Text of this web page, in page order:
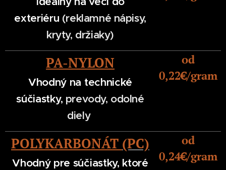
exteriéru (reklamné nápisy,
kryty, držiaky)
PA-NYLON
Vhodný na technické
súčiastky, prevody, odolné
diely
od
0,22€/gram
POLYKARBONÁT (PC)
Vhodný pre súčiastky, ktoré
od
0,24€/gram